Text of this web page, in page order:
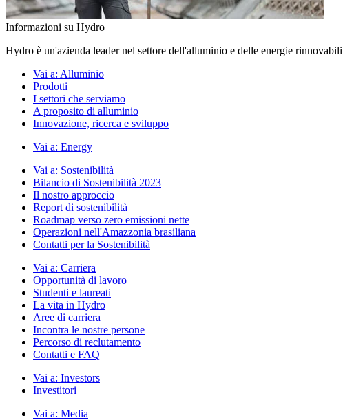
Informazioni su Hydro
Hydro è un'azienda leader nel settore dell'alluminio e delle energie
Vai a: Alluminio
Prodotti
I settori che serviamo
A proposito di alluminio
Innovazione, ricerca e sviluppo
Vai a: Energy
Vai a: Sostenibilità
Bilancio di Sostenibilità 2023
Il nostro approccio
Report di sostenibilità
Roadmap verso zero emissioni nette
Operazioni nell'Amazzonia brasiliana
Contatti per la Sostenibilità
Vai a: Carriera
Opportunità di lavoro
Studenti e laureati
La vita in Hydro
Aree di carriera
Incontra le nostre persone
Percorso di reclutamento
Contatti e FAQ
Vai a: Investors
Investitori
Vai a: Media